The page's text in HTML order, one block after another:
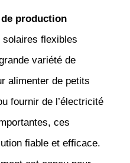
production
solaires flexibles
variété de
alimenter de petits
fournir de l’électricité
ces
fiable et efficace.